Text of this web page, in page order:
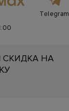
Telegram
СКИДКА НА